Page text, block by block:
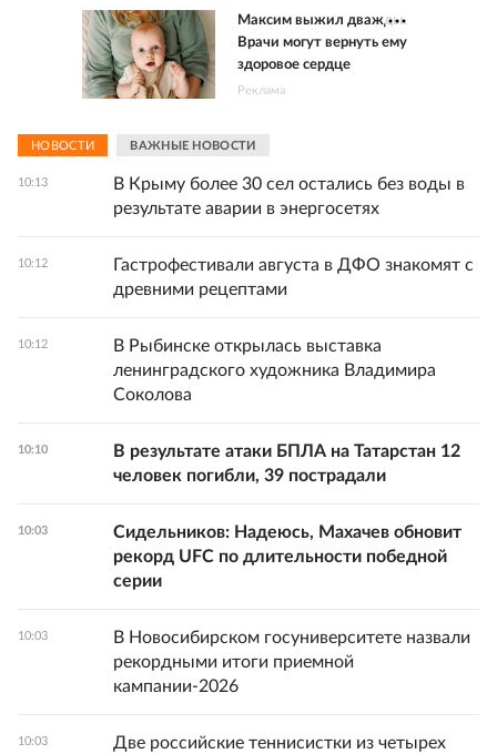
Максим выжил дважды.
Врачи могут вернуть ему
здоровое сердце
Реклама
НОВОСТИ ВАЖНЫЕ НОВОСТИ
10:13
В Крыму более 30 сел остались без воды в
результате аварии в энергосетях
10:12
Гастрофестивали августа в ДФО знакомят с
древними рецептами
10:12
В Рыбинске открылась выставка
ленинградского художника Владимира
Соколова
10:10
В результате атаки БПЛА на Татарстан 12
человек погибли, 39 пострадали
10:03
Сидельников: Надеюсь, Махачев обновит
рекорд UFC по длительности победной
серии
10:03
В Новосибирском госуниверситете назвали
рекордными итоги приемной
кампании-2026
10:03
Две российские теннисистки из четырех